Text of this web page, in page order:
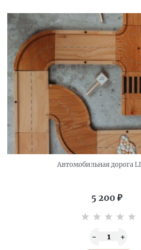
Автомобильная дорога
5 200 ₽